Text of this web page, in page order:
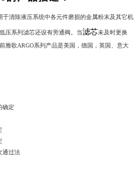
于清除液压系统中各元件磨损的金属粉末及其它机
压系列滤芯还设有旁通阀。当滤芯未及时更换
雅歌ARGO系列产品是美国，德国，英国、意大
确定
通过法